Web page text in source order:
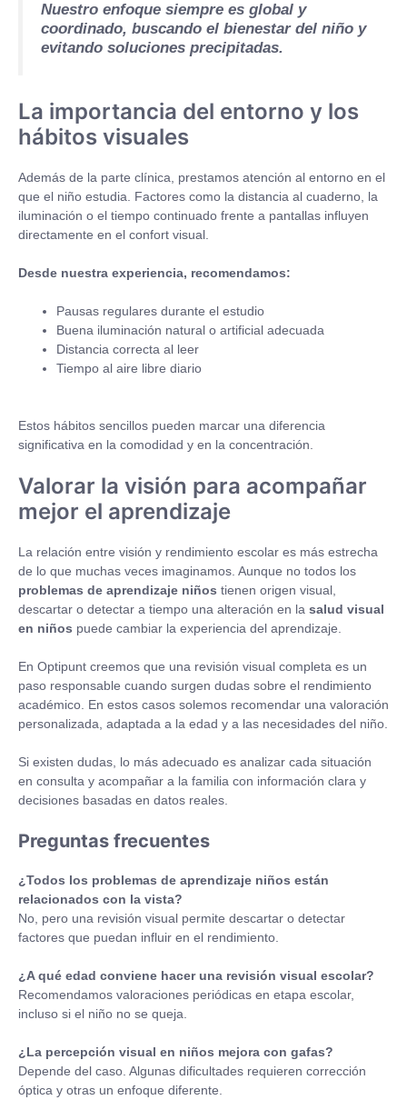
Nuestro enfoque siempre es global y
coordinado, buscando el bienestar del niño y
evitando soluciones precipitadas.
La importancia del entorno y los
hábitos visuales
Además de la parte clínica, prestamos atención al entorno en el
que el niño estudia. Factores como la distancia al cuaderno, la
iluminación o el tiempo continuado frente a pantallas influyen
directamente en el confort visual.
Desde nuestra experiencia, recomendamos:
Pausas regulares durante el estudio
Buena iluminación natural o artificial adecuada
Distancia correcta al leer
Tiempo al aire libre diario
Estos hábitos sencillos pueden marcar una diferencia
significativa en la comodidad y en la concentración.
Valorar la visión para acompañar
mejor el aprendizaje
La relación entre visión y rendimiento escolar es más estrecha
de lo que muchas veces imaginamos. Aunque no todos los
problemas de aprendizaje niños tienen origen visual,
descartar o detectar a tiempo una alteración en la salud visual
en niños puede cambiar la experiencia del aprendizaje.
En Optipunt creemos que una revisión visual completa es un
paso responsable cuando surgen dudas sobre el rendimiento
académico. En estos casos solemos recomendar una valoración
personalizada, adaptada a la edad y a las necesidades del niño.
Si existen dudas, lo más adecuado es analizar cada situación
en consulta y acompañar a la familia con información clara y
decisiones basadas en datos reales.
Preguntas frecuentes
¿Todos los problemas de aprendizaje niños están
relacionados con la vista?
No, pero una revisión visual permite descartar o detectar
factores que puedan influir en el rendimiento.
¿A qué edad conviene hacer una revisión visual escolar?
Recomendamos valoraciones periódicas en etapa escolar,
incluso si el niño no se queja.
¿La percepción visual en niños mejora con gafas?
Depende del caso. Algunas dificultades requieren corrección
óptica y otras un enfoque diferente.